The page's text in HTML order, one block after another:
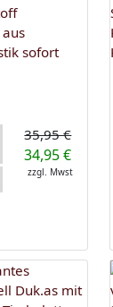
35,95 €
34,95 €
zzgl. Mwst